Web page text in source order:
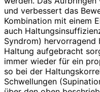
und verbessert das
Kombination mit einem
auch
Syndrom) hervorragend
Haltung aufgebracht
immer wieder für ein
so bei der
Schwellungen